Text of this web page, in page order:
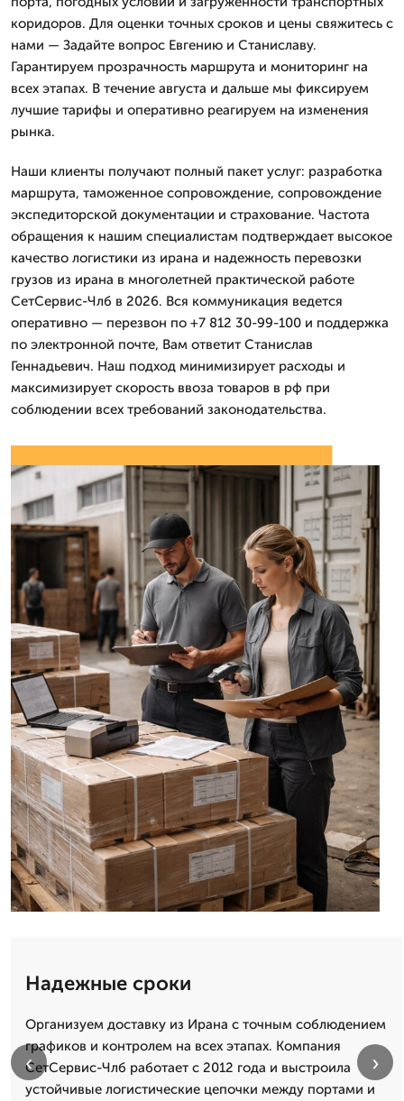
коридоров. Для оценки точных сроков и цены свяжитесь с
нами — Задайте вопрос Евгению и Станиславу.
Гарантируем прозрачность маршрута и мониторинг на
всех этапах. В течение августа и дальше мы фиксируем
лучшие тарифы и оперативно реагируем на изменения
рынка.
Наши клиенты получают полный пакет услуг: разработка
маршрута, таможенное сопровождение, сопровождение
экспедиторской документации и страхование. Частота
обращения к нашим специалистам подтверждает высокое
качество логистики из ирана и надежность перевозки
грузов из ирана в многолетней практической работе
СетСервис-Члб в 2026. Вся коммуникация ведется
оперативно — перезвон по +7 812 30-99-100 и поддержка
по электронной почте, Вам ответит Станислав
Геннадьевич. Наш подход минимизирует расходы и
максимизирует скорость ввоза товаров в рф при
соблюдении всех требований законодательства.
Надежные сроки
Организуем доставку из Ирана с точным соблюдением
графиков и контролем на всех этапах. Компания
СетСервис-Члб работает с 2012 года и выстроила
устойчивые логистические цепочки между портами и
‹ ›